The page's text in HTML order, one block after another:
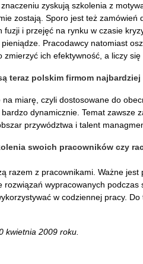
zyskują szkolenia z
zostają. Sporo jest też zamówień
fuzji i przejęć na rynku w czasie
Pracodawcy natomiast
ich efektywność, a liczy się
teraz polskim firmom
miarę, czyli dostosowane do
dynamicznie. Temat zawsze
przywództwa i talent
swoich pracowników czy
razem z pracownikami. Ważne jest
wypracowanych podczas
w codziennej pracy.
kwietnia 2009 roku.